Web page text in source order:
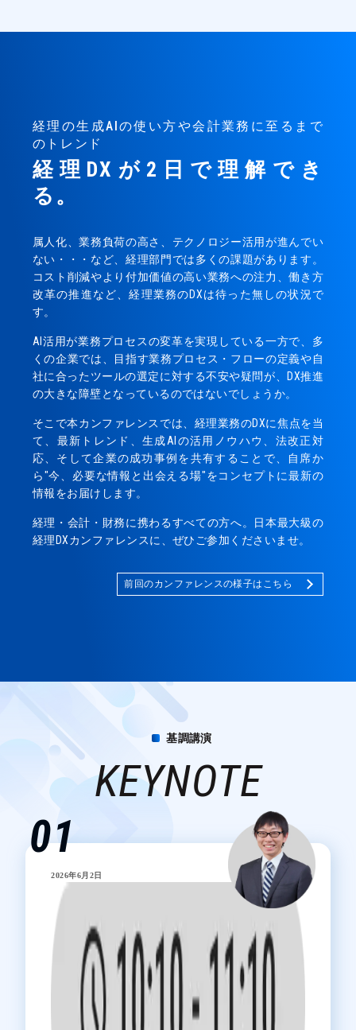
経理の生成AIの使い方や会計業務に至るまで
のトレンド
経理DXが2日で理解でき
る。
属人化、業務負荷の高さ、テクノロジー活用が進んでい
ない・・・など、経理部門では多くの課題があります。
コスト削減やより付加価値の高い業務への注力、働き方
改革の推進など、経理業務のDXは待った無しの状況で
す。
AI活用が業務プロセスの変革を実現している一方で、多
くの企業では、目指す業務プロセス・フローの定義や自
社に合ったツールの選定に対する不安や疑問が、DX推進
の大きな障壁となっているのではないでしょうか。
そこで本カンファレンスでは、経理業務のDXに焦点を当
て、最新トレンド、生成AIの活用ノウハウ、法改正対
応、そして企業の成功事例を共有することで、自席か
ら"今、必要な情報と出会える場"をコンセプトに最新の
情報をお届けします。
経理・会計・財務に携わるすべての方へ。日本最大級の
経理DXカンファレンスに、ぜひご参加くださいませ。
前回のカンファレンスの様子はこちら
基調講演
KEYNOTE
01
2026年6月2日